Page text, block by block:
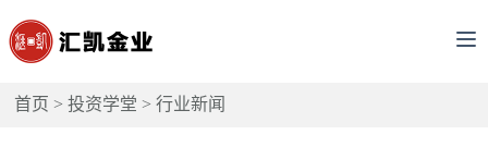
首页 >投资学堂 >行业新闻